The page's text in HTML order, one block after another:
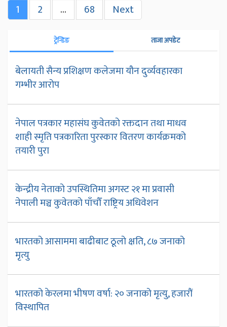
1 2 … 68 Next
ट्रेन्डिङ ताजा अपडेट
बेलायती सैन्य प्रशिक्षण कलेजमा यौन दुर्व्यवहारका
गम्भीर आरोप
नेपाल पत्रकार महासंघ कुवेतको रक्तदान तथा माधव
शाही स्मृति पत्रकारिता पुरस्कार वितरण कार्यक्रमको
तयारी पुरा
केन्द्रीय नेताको उपस्थितिमा अगस्ट २१ मा प्रवासी
नेपाली मञ्च कुवेतको पाँचौँ राष्ट्रिय अधिवेशन
भारतको आसाममा बाढीबाट ठूलो क्षति, ८७ जनाको
मृत्यु
भारतको केरलमा भीषण वर्षा: २० जनाको मृत्यु, हजारौं
विस्थापित